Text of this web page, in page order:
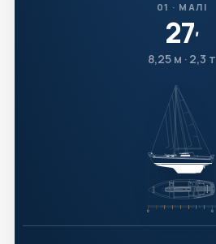
01 · МАЛІ
27′
8,25 м · 2,3 т